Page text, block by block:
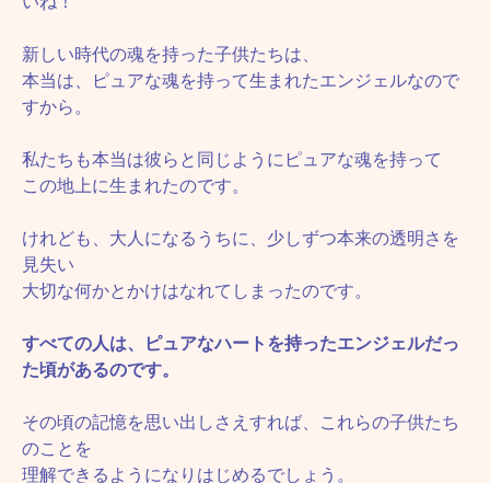
新しい時代の魂を持った子供たちは、
本当は、ピュアな魂を持って生まれたエンジェルなので
すから。
私たちも本当は彼らと同じようにピュアな魂を持って
この地上に生まれたのです。
けれども、大人になるうちに、少しずつ本来の透明さを
見失い
大切な何かとかけはなれてしまったのです。
すべての人は、ピュアなハートを持ったエンジェルだっ
た頃があるのです。
その頃の記憶を思い出しさえすれば、これらの子供たち
のことを
理解できるようになりはじめるでしょう。